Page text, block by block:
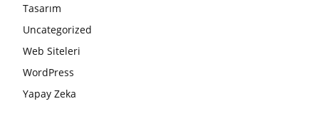
Tasarım
Uncategorized
Web Siteleri
WordPress
Yapay Zeka